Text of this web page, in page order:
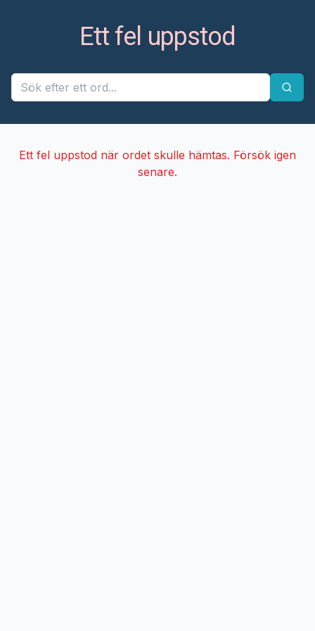
Ett fel uppstod
Ett fel uppstod när ordet skulle hämtas. Försök igen
senare.